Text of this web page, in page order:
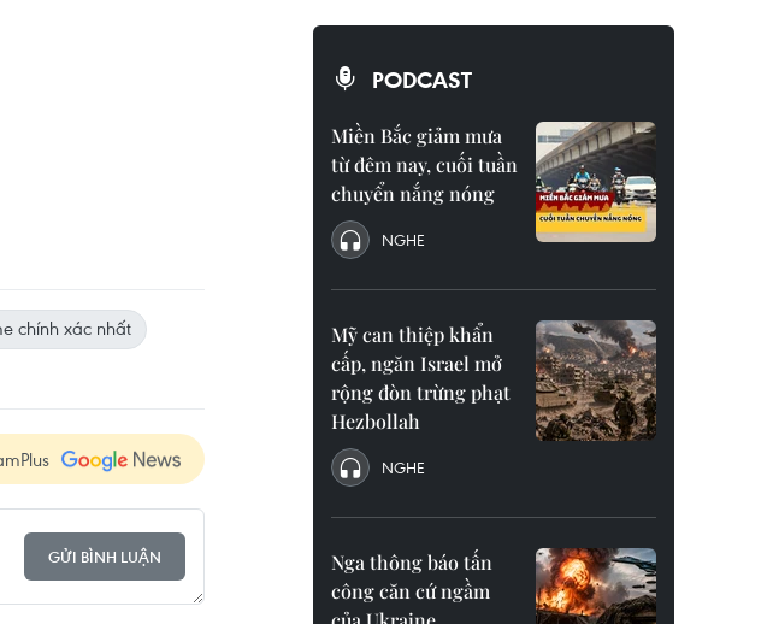
chính xác nhất
GỬI BÌNH LUẬN
PODCAST
Miền Bắc giảm mưa
từ đêm nay, cuối tuần
chuyển nắng nóng
NGHE
Mỹ can thiệp khẩn
cấp, ngăn Israel mở
rộng đòn trừng phạt
Hezbollah
NGHE
Nga thông báo tấn
công căn cứ ngầm